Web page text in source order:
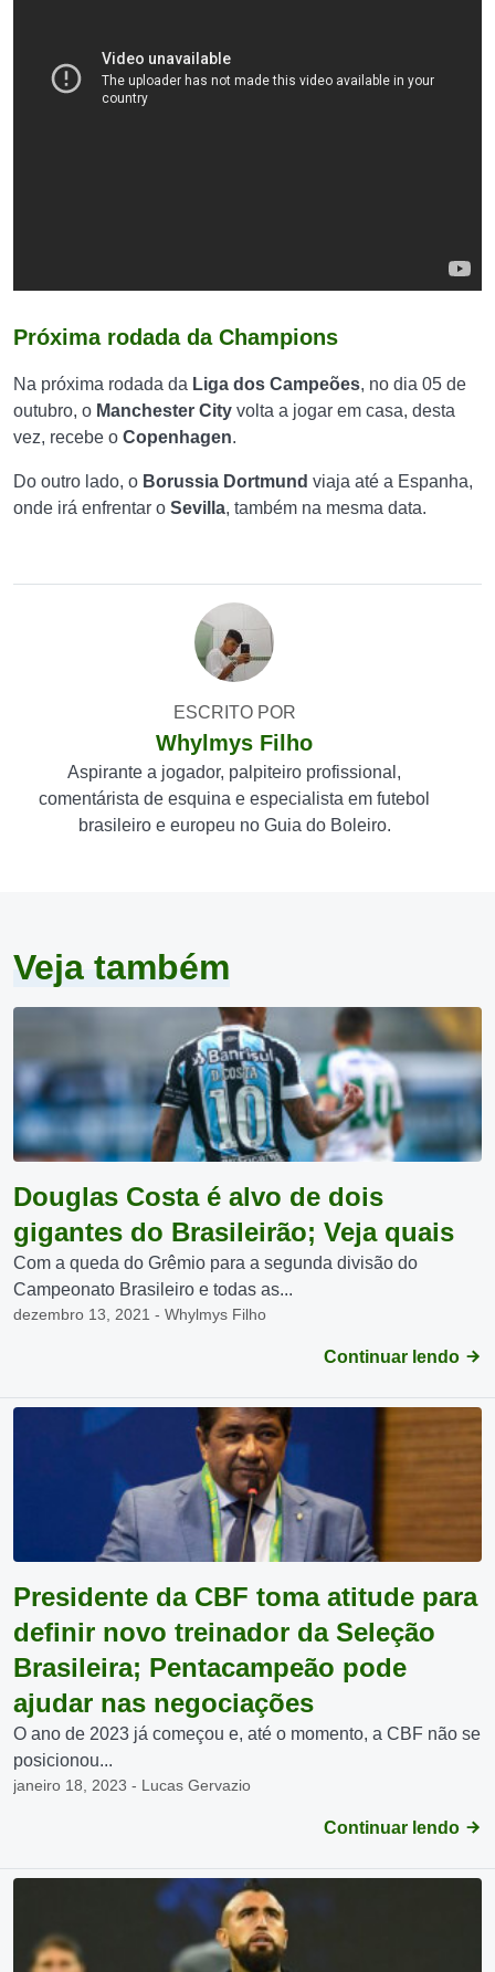
Próxima rodada da Champions
Na próxima rodada da Liga dos Campeões, no dia 05 de
outubro, o Manchester City volta a jogar em casa, desta
vez, recebe o Copenhagen.
Do outro lado, o Borussia Dortmund viaja até a Espanha,
onde irá enfrentar o Sevilla, também na mesma data.
ESCRITO POR
Whylmys Filho
Aspirante a jogador, palpiteiro profissional,
comentárista de esquina e especialista em futebol
brasileiro e europeu no Guia do Boleiro.
Veja também
Douglas Costa é alvo de dois
gigantes do Brasileirão; Veja quais
Com a queda do Grêmio para a segunda divisão do
Campeonato Brasileiro e todas as...
dezembro 13, 2021 - Whylmys Filho
Continuar lendo
Presidente da CBF toma atitude para
definir novo treinador da Seleção
Brasileira; Pentacampeão pode
ajudar nas negociações
O ano de 2023 já começou e, até o momento, a CBF não se
posicionou...
janeiro 18, 2023 - Lucas Gervazio
Continuar lendo